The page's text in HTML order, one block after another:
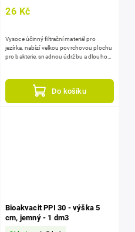
26 Kč
Do košíku
Vysoce účinný filtrační materiál pro
jezírka. nabízí velkou povrchovou plochu
pro bakterie, snadnou údržbu a dlouhou
Bioakvacit PPI 30 - výška 5
cm, jemný - 1 dm3